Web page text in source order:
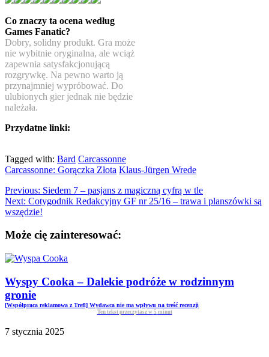
Co znaczy ta ocena według
Games Fanatic?
Dobry, solidny produkt. Gra może
nie wybitnie oryginalna, ale wciąż
zapewnia satysfakcjonującą
rozgrywkę. Na pewno warto ją
przynajmniej wypróbować. Do
ulubionych gier jednak nie będzie
należała.
Przydatne linki:
Tagged with: Bard Carcassonne
Carcassonne: Gorączka Złota Klaus-Jürgen Wrede
Previous: Siedem 7 – pasjans z magiczną cyfrą w tle
Next: Cotygodnik Redakcyjny GF nr 25/16 – trawa i planszówki są
wszędzie!
Może cię zainteresować:
Wyspy Cooka – Dalekie podróże w rodzinnym
gronie
[Współpraca reklamowa z Trefl] Wydawca nie ma wpływu na treść recenzji
Ten tekst przeczytasz w 5 minut
7 stycznia 2025